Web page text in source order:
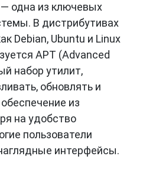
часть экосистемы
упрощает
обеспечением.
гибкости и
APT стал
дистрибутивов на
принципов работы
эффективно
Linux.
одна из ключевых
В дистрибутивах
Debian, Ubuntu и Linux
APT (Advanced
набор утилит,
обновлять и
из
на удобство
пользователи
интерфейсы.